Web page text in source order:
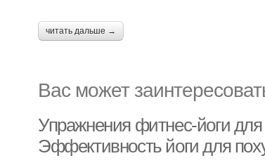
читать дальше →
Вас может
Упражнения фитнес-йоги
Эффективность йоги для